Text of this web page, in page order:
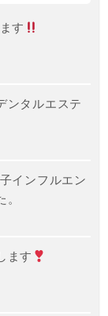
す
ンタルエステ
インフルエン
ます